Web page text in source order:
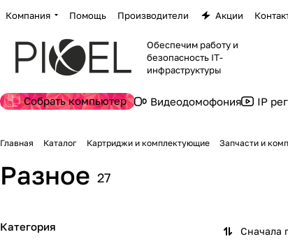
Компания Помощь Производители Акции
Обеспечим работу и
безопасность IT-
инфраструктуры
Собрать компьютер Видеодомофония IP
Главная Каталог Картриджи и комплектующие Запчасти и
Разное 27
Сначала
Категория